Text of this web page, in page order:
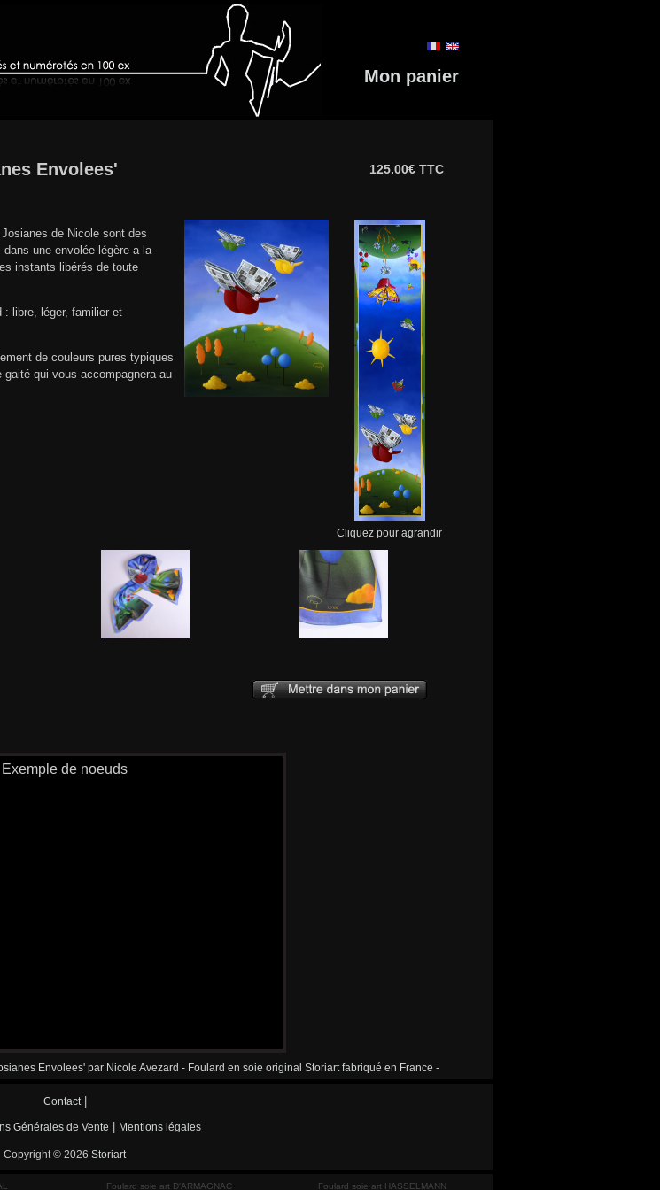
Mon panier
Envolees'
125.00€ TTC
Cliquez pour agrandir
de Nicole sont des
dans une envolée légère a la
instants libérés de toute
: libre, léger, familier et
de couleurs pures typiques
qui vous accompagnera au
Exemple de noeuds
Envolees' par Nicole Avezard - Foulard en soie original Storiart fabriqué en France -
Contact|
Générales de Vente Mentions légales
Copyright © 2026 Storiart
Foulard soie art D'ARMAGNAC Foulard soie art HASSELMANN